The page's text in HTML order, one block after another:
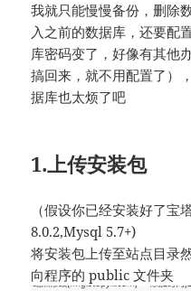
我就只能慢慢备份，删除
入之前的数据库，还要配
库密码变了，好像有其他
搞回来，就不用配置了）
据库也太烦了吧
1.上传安装包
（假设你已经安装好了宝
8.0.2,Mysql 5.7+)
将安装包上传至站点目录
向程序的 public 文件夹